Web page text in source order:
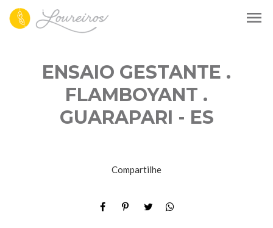
menu
ENSAIO GESTANTE .
FLAMBOYANT .
GUARAPARI - ES
Compartilhe